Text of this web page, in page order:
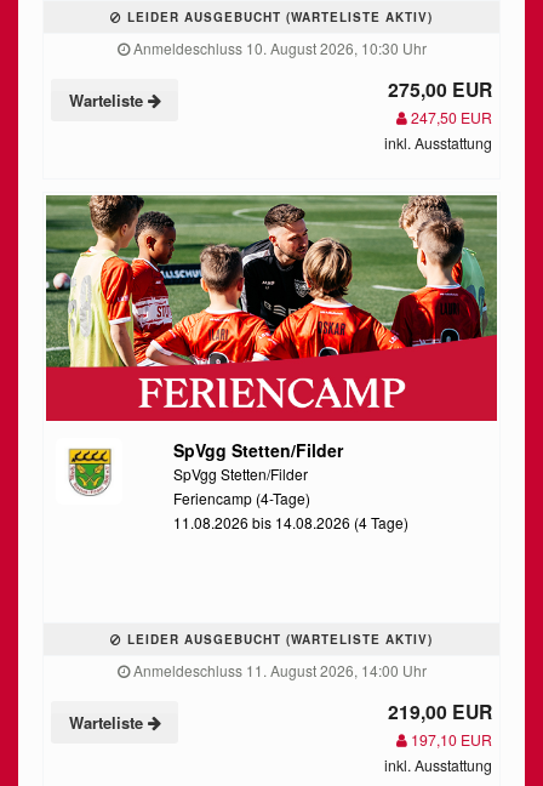
LEIDER AUSGEBUCHT (WARTELISTE AKTIV)
Anmeldeschluss 10. August 2026, 10:30 Uhr
Warteliste 275,00 EUR
247,50 EUR
inkl. Ausstattung
SpVgg Stetten/Filder
SpVgg Stetten/Filder
Feriencamp (4-Tage)
11.08.2026 bis 14.08.2026 (4 Tage)
LEIDER AUSGEBUCHT (WARTELISTE AKTIV)
Anmeldeschluss 11. August 2026, 14:00 Uhr
Warteliste 219,00 EUR
197,10 EUR
inkl. Ausstattung